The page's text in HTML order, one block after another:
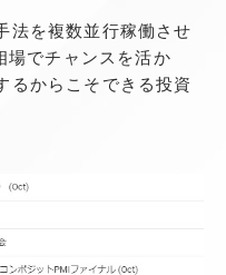
法を複数並行稼働させ
場でチャンスを活か
るからこそできる投資